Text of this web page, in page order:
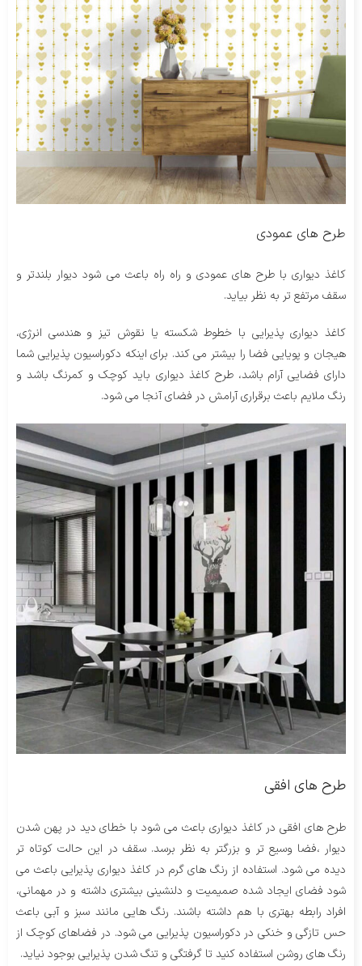
طرح های عمودی
کاغذ دیواری با طرح های عمودی و راه راه باعث می شود دیوار بلندتر و
سقف مرتفع تر به نظر بیاید.
کاغذ دیواری پذیرایی با خطوط شکسته یا نقوش تیز و هندسی انرژی،
هیجان و پویایی فضا را بیشتر می کند. برای اینکه دکوراسیون پذیرایی شما
دارای فضایی آرام باشد، طرح کاغذ دیواری باید کوچک و کمرنگ باشد و
رنگ ملایم باعث برقراری آرامش در فضای آنجا می شود.
طرح های افقی
طرح های افقی در کاغذ دیواری باعث می شود با خطای دید در پهن شدن
دیوار ،فضا وسیع تر و بزرگتر به نظر برسد. سقف در این حالت کوتاه تر
دیده می شود. استفاده از رنگ های گرم در کاغذ دیواری پذیرایی باعث می
شود فضای ایجاد شده صمیمیت و دلنشینی بیشتری داشته و در مهمانی،
افراد رابطه بهتری با هم داشته باشند. رنگ هایی مانند سبز و آبی باعث
حس تازگی و خنکی در دکوراسیون پذیرایی می شود. در فضاهای کوچک از
رنگ های روشن استفاده کنید تا گرفتگی و تنگ شدن پذیرایی بوجود نیاید.